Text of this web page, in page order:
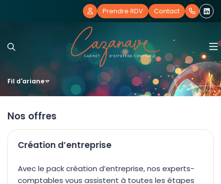
Prendre RDV Contact
Notre cabinet
Fil d'ariane
Nos offres
Création d’entreprise
Avec le pack création d’entreprise, nos experts-
comptables vous assistent à toutes les étapes